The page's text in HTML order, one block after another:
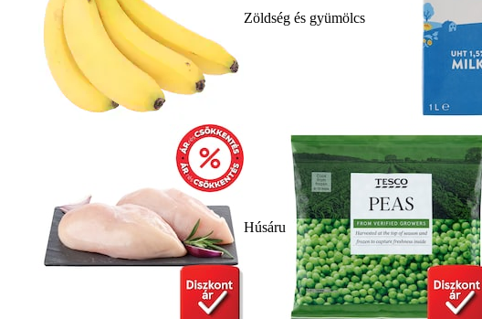
Zöldség és gyümölcs
Húsáru